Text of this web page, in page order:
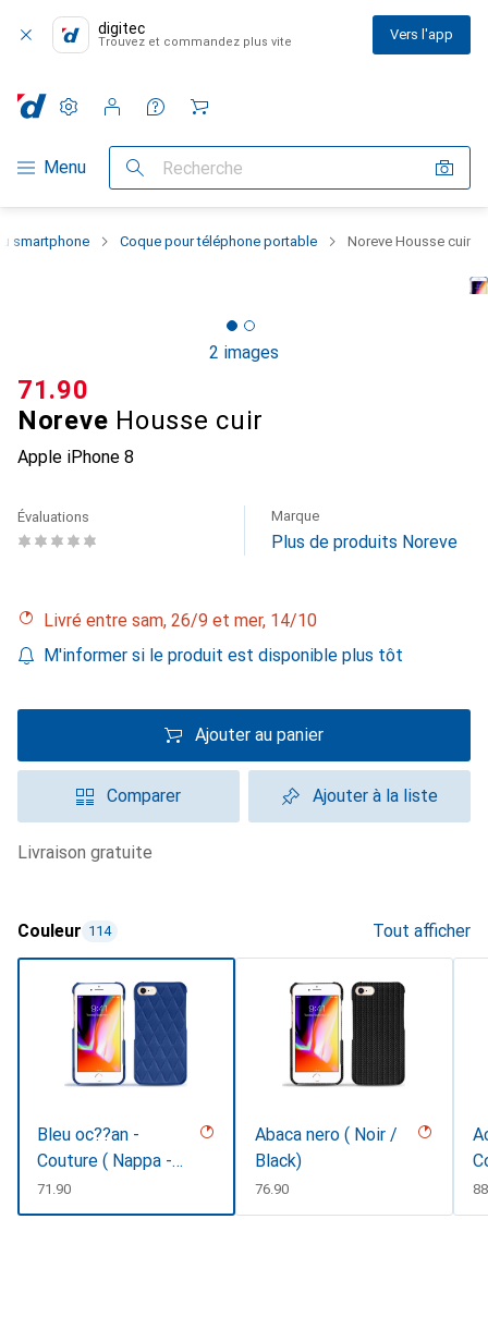
digitec
Trouvez et commandez plus vite Vers l'app
Navigation par catégorie
Menu Recherche
Paramètres
Compte client
Listes de comparaison
Listes d'envies
Panier
smartphone Coque pour téléphone portable Noreve Housse cuir
2 images
Noreve Housse cuir
Apple iPhone 8
CHF
71.90
Évaluations Marque
Plus de produits Noreve
Livré entre sam, 26/9 et mer, 14/10
M'informer si le produit est disponible plus tôt
Ajouter au panier
Comparer Ajouter à la liste
livraison gratuite
Couleur 114 Tout afficher
Bleu oc??an -
Couture ( Nappa -
Pantone #15458a)
CHF
71.90
Abaca nero ( Noir /
Black)
CHF
76.90